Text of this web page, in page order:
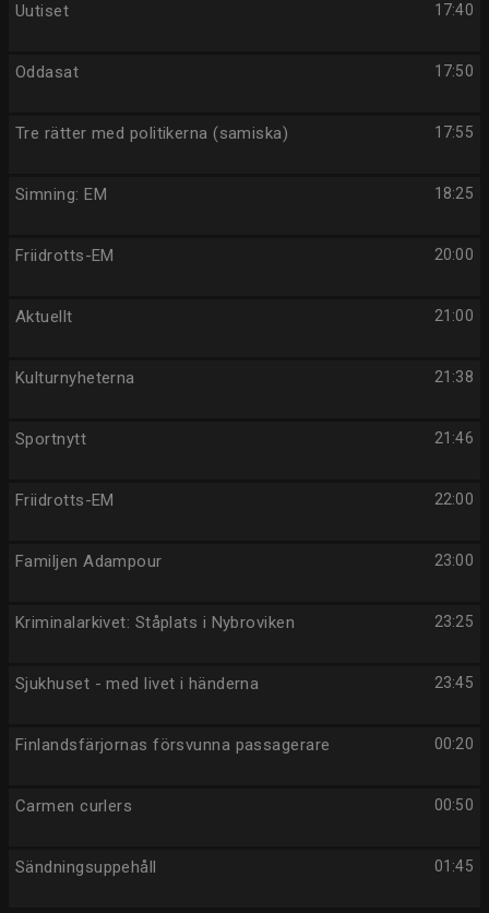
17:40
Uutiset
17:50
Oddasat
17:55
Tre rätter med politikerna (samiska)
18:25
Simning: EM
20:00
Friidrotts-EM
21:00
Aktuellt
21:38
Kulturnyheterna
21:46
Sportnytt
22:00
Friidrotts-EM
23:00
Familjen Adampour
23:25
Kriminalarkivet: Ståplats i Nybroviken
23:45
Sjukhuset - med livet i händerna
00:20
Finlandsfärjornas försvunna passagerare
00:50
Carmen curlers
01:45
Sändningsuppehåll